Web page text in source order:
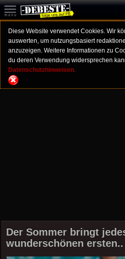
Diese Website verwendet Cookies. Wir
auswerten, um nutzungsbasiert
anzuzeigen. Weitere Informationen zu
du deren Verwendung widersprechen
Datenschutzhinweisen.
Der Sommer bringt
wunderschönen ersten..